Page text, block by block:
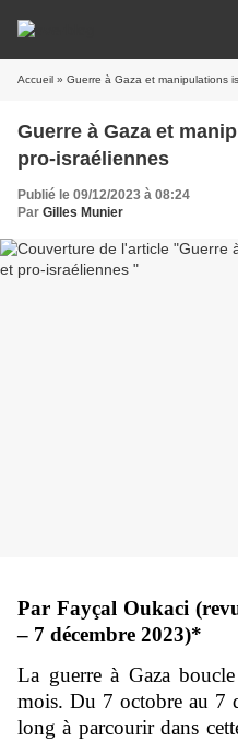
Accueil » Guerre à Gaza et manipulations
Guerre à Gaza et
pro-israéliennes
Publié le 09/12/2023 à 08:24
Par Gilles Munier
Par Fayçal Oukaci
– 7 décembre 2023)*
La guerre à Gaza
mois. Du 7 octobre au 7
long à parcourir dans